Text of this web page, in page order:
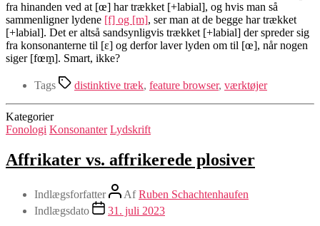
fra hinanden ved at [œ] har trækket [+labial], og hvis man så
sammenligner lydene [f] og [m], ser man at de begge har trækket
[+labial]. Det er altså sandsynligvis trækket [+labial] der spreder sig
fra konsonanterne til [ɛ] og derfor laver lyden om til [œ], når nogen
siger [fœm̰]. Smart, ikke?
Tags distinktive træk, feature browser, værktøjer
Kategorier
Fonologi Konsonanter Lydskrift
Affrikater vs. affrikerede plosiver
Indlægsforfatter AfRuben Schachtenhaufen
Indlægsdato
31. juli 2023